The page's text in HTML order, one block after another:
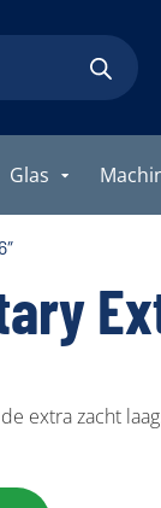
Glas
extra zacht